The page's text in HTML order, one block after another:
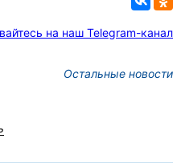
на наш Telegram-канал
Остальные новости